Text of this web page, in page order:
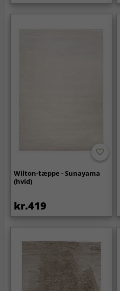
Wilton-tæppe - Sunayama
(hvid)
kr.419